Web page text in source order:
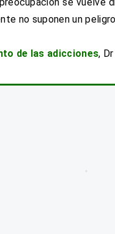
no suponen un
de las adicciones,